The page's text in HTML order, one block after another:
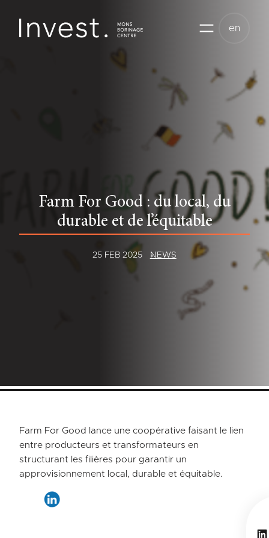
content
en
Farm For Good : du local, du
durable et de l’équitable
25 FEB 2025 NEWS
Farm For Good lance une coopérative faisant le lien
entre producteurs et transformateurs en
structurant les filières pour garantir un
approvisionnement local, durable et équitable.